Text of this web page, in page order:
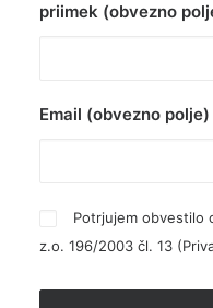
priimek (obvezno
Email (obvezno polje)
Potrjujem obvestilo
z.o. 196/2003 čl. 13 (